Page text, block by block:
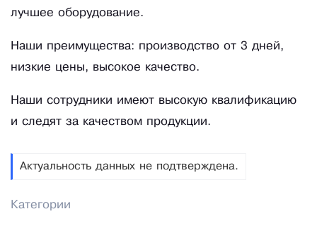
лучшее оборудование.
Наши преимущества: производство от 3 дней,
низкие цены, высокое качество.
Наши сотрудники имеют высокую квалификацию
и следят за качеством продукции.
Актуальность данных не подтверждена.
Категории